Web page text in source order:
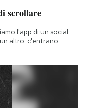
scrollare
l'app di un social
altro: c'entrano